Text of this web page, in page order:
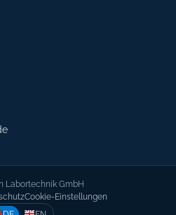
Labortechnik GmbH
Cookie-Einstellungen